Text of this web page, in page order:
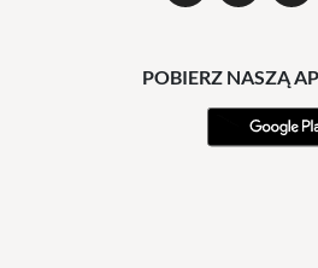
POBIERZ NASZĄ